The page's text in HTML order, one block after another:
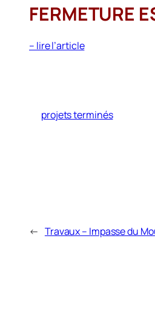
FERMETURE
– lire l’article:
projets terminés
← Travaux – Impasse du